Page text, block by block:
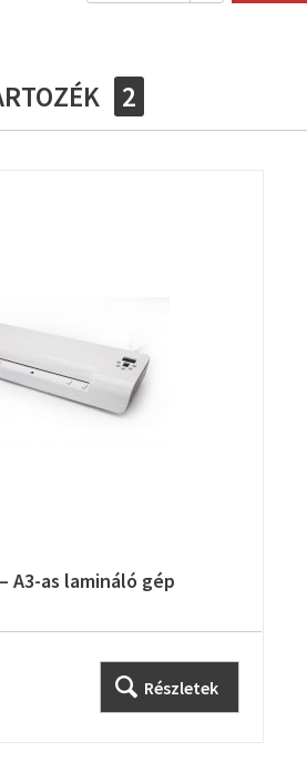
2
– A3-as lamináló gép
Részletek